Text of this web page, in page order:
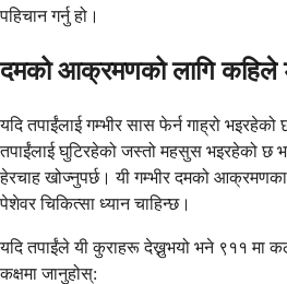
पहिचान गर्नु हो।
दमको आक्रमणको लागि कहिले
यदि तपाईंलाई गम्भीर सास फेर्न गाह्रो भइरहेको
तपाईंलाई घुटिरहेको जस्तो महसुस भइरहेको छ
हेरचाह खोज्नुपर्छ। यी गम्भीर दमको
पेशेवर चिकित्सा ध्यान चाहिन्छ।
यदि तपाईंले यी कुराहरू देख्नुभयो भने ९११ मा
कक्षमा जानुहोस्: